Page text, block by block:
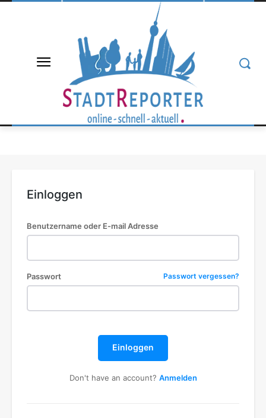
Einloggen
Benutzername oder E-mail Adresse
Passwort Passwort vergessen?
Einloggen
Don't have an account? Anmelden